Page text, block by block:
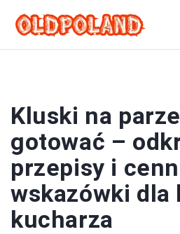
Kluski na
gotować –
przepisy i
wskazówki dla
kucharza